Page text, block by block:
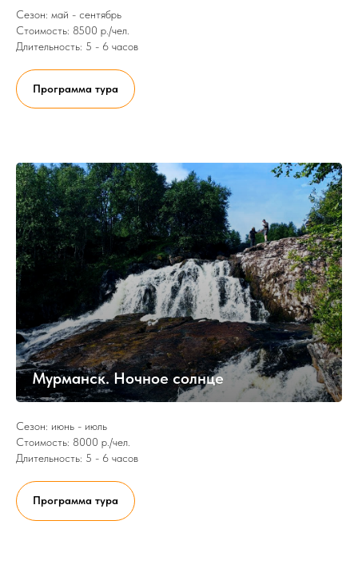
Сезон: май - сентябрь
Стоимость: 8500 р./чел.
Длительность: 5 - 6 часов
Программа тура
Мурманск. Ночное солнце
Сезон: июнь - июль
Стоимость: 8000 р./чел.
Длительность: 5 - 6 часов
Программа тура